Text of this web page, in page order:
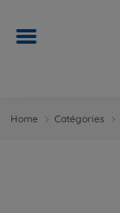
Home Catégories